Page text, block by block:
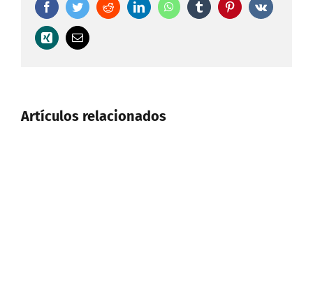
FacebookTwitterRedditLinkedInWhatsAppTumblr Pinterest
Vk
Xing
Correo
electrónico
Artículos relacionados